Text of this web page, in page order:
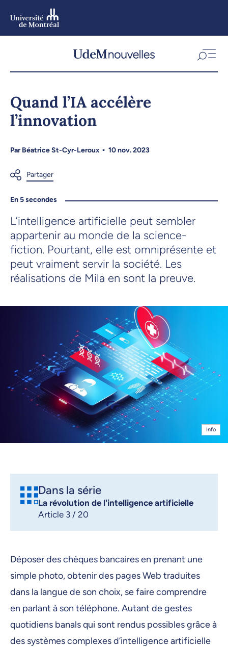
Quand l’IA accélère
l’innovation
ParBéatrice St-Cyr-Leroux 10 nov. 2023
En 5 secondes
L’intelligence artificielle peut sembler
appartenir au monde de la science-
fiction. Pourtant, elle est omniprésente et
peut vraiment servir la société. Les
réalisations de Mila en sont la preuve.
Info
Dans la série
La révolution de l'intelligence artificielle
Article 3 / 20
Déposer des chèques bancaires en prenant une
simple photo, obtenir des pages Web traduites
dans la langue de son choix, se faire comprendre
en parlant à son téléphone. Autant de gestes
quotidiens banals qui sont rendus possibles grâce à
des systèmes complexes d’intelligence artificielle